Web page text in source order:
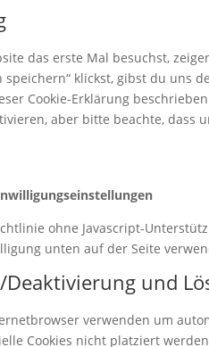
das erste Mal besuchst,
klickst, gibst du uns
Cookie-Erklärung
aber bitte beachte, dass
ohne Javascript-
unten auf der Seite
und
verwenden um
Cookies nicht platziert